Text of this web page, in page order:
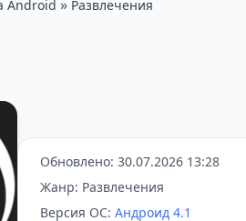
Android » Развлечения
Обновлено: 30.07.2026 13:28
Жанр: Развлечения
Версия ОС: Андроид 4.1